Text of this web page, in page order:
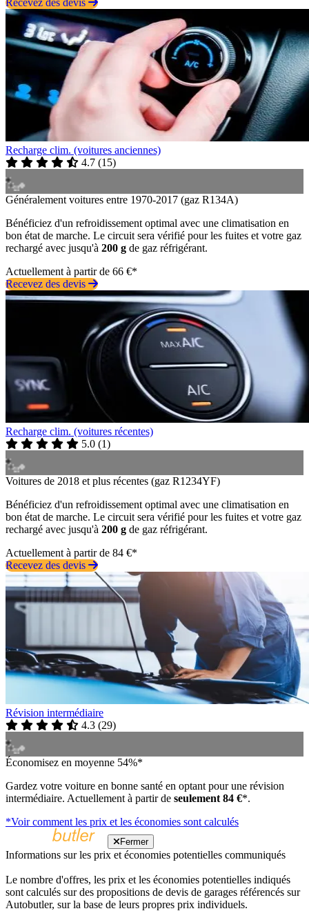
Recharge clim. (voitures anciennes)
4.7 (15)
Généralement voitures entre 1970-2017 (gaz R134A)
Bénéficiez d'un refroidissement optimal avec une climatisation en
bon état de marche. Le circuit sera vérifié pour les fuites et votre gaz
rechargé avec jusqu'à 200 g de gaz réfrigérant.
Actuellement à partir de 66 €*
Recevez des devis
Recharge clim. (voitures récentes)
5.0 (1)
Voitures de 2018 et plus récentes (gaz R1234YF)
Bénéficiez d'un refroidissement optimal avec une climatisation en
bon état de marche. Le circuit sera vérifié pour les fuites et votre gaz
rechargé avec jusqu'à 200 g de gaz réfrigérant.
Actuellement à partir de 84 €*
Recevez des devis
Révision intermédiaire
4.3 (29)
Économisez en moyenne 54%*
Gardez votre voiture en bonne santé en optant pour une révision
intermédiaire. Actuellement à partir de seulement 84 €*.
*Voir comment les prix et les économies sont calculés
Fermer
Informations sur les prix et économies potentielles communiqués
Le nombre d'offres, les prix et les économies potentielles indiqués
sont calculés sur des propositions de devis de garages référencés sur
Autobutler, sur la base de leurs propres prix individuels.